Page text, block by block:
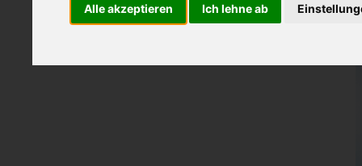
Alle akzeptieren Ich lehne ab